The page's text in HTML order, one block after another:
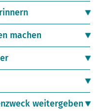
machen
weitergeben